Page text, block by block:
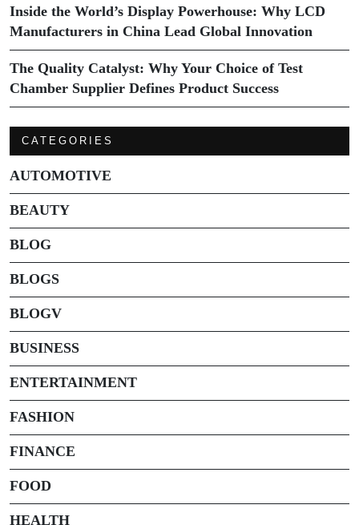
Inside the World’s Display Powerhouse: Why LCD
Manufacturers in China Lead Global Innovation
The Quality Catalyst: Why Your Choice of Test
Chamber Supplier Defines Product Success
CATEGORIES
AUTOMOTIVE
BEAUTY
BLOG
BLOGS
BLOGV
BUSINESS
ENTERTAINMENT
FASHION
FINANCE
FOOD
HEALTH